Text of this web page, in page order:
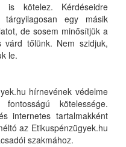
is kötelez. Kérdéseidre
tárgyilagosan egy másik
de sosem minősítjük a
tőlünk. Nem szidjuk,
le.
hírnevének védelme
kötelessége.
internetes tartalmakként
az Etikuspénzügyek.hu
szakmához.